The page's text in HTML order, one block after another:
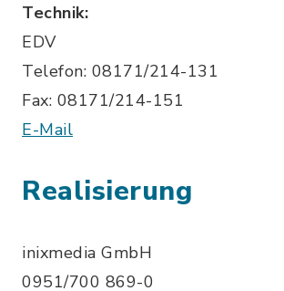
Technik:
EDV
Telefon: 08171/214-131
Fax: 08171/214-151
E-Mail
Realisierung
inixmedia GmbH
0951/700 869-0